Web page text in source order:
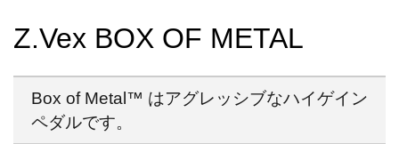
Z.Vex BOX OF METAL
Box of Metal™ はアグレッシブなハイゲイン
ペダルです。